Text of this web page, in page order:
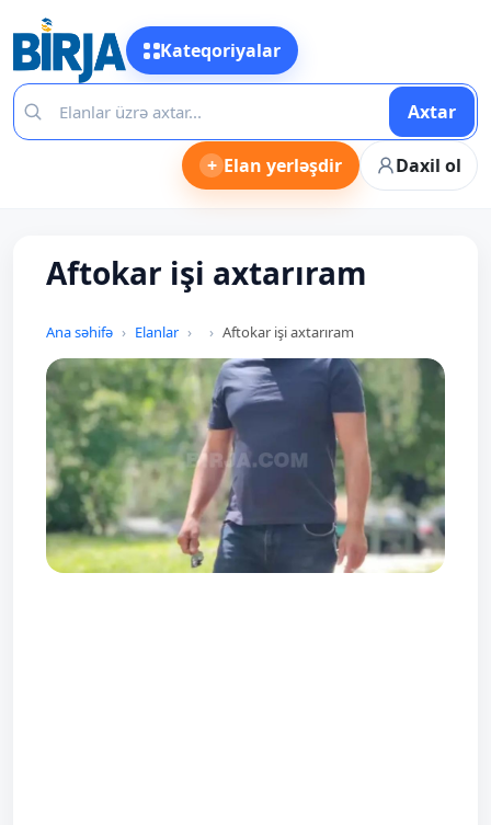
Kateqoriyalar
Axtar
+ Elan yerləşdir Daxil ol
Aftokar işi axtarıram
Ana səhifə Elanlar Aftokar işi axtarıram